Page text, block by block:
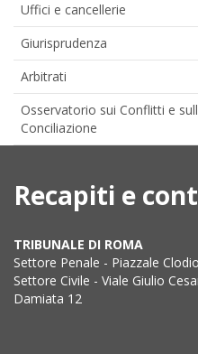
Uffici e cancellerie
Giurisprudenza
Arbitrati
Osservatorio sui Conflitti e
Conciliazione
Recapiti e
TRIBUNALE DI ROMA
Settore Penale - Piazzale
Settore Civile - Viale Giulio
Damiata 12